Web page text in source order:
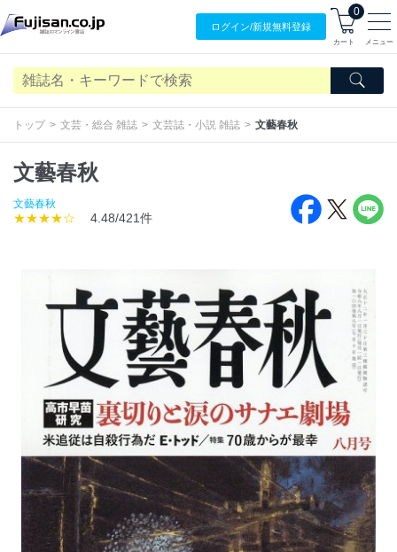
ログイン/新規無料登録
0
カート メニュー
トップ 文芸・総合 雑誌 文芸誌・小説 雑誌 文藝春秋
文藝春秋
文藝春秋
★★★★☆ 4.48/421件